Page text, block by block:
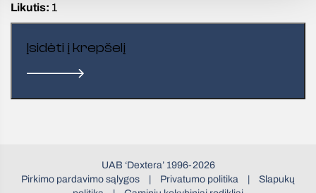
Likutis: 1
Įsidėti į krepšelį
UAB ‘Dextera’ 1996-2026
Pirkimo pardavimo sąlygos
| Privatumo politika |
Slapukų